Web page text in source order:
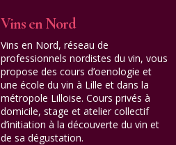
Vins en Nord
Vins en Nord, réseau de
professionnels nordistes du vin, vous
propose des cours d’oenologie et
une école du vin à Lille et dans la
métropole Lilloise. Cours privés à
domicile, stage et atelier collectif
d’initiation à la découverte du vin et
de sa dégustation.